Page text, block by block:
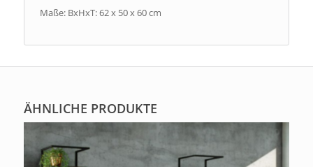
Maße: BxHxT: 62 x 50 x 60 cm
ÄHNLICHE PRODUKTE